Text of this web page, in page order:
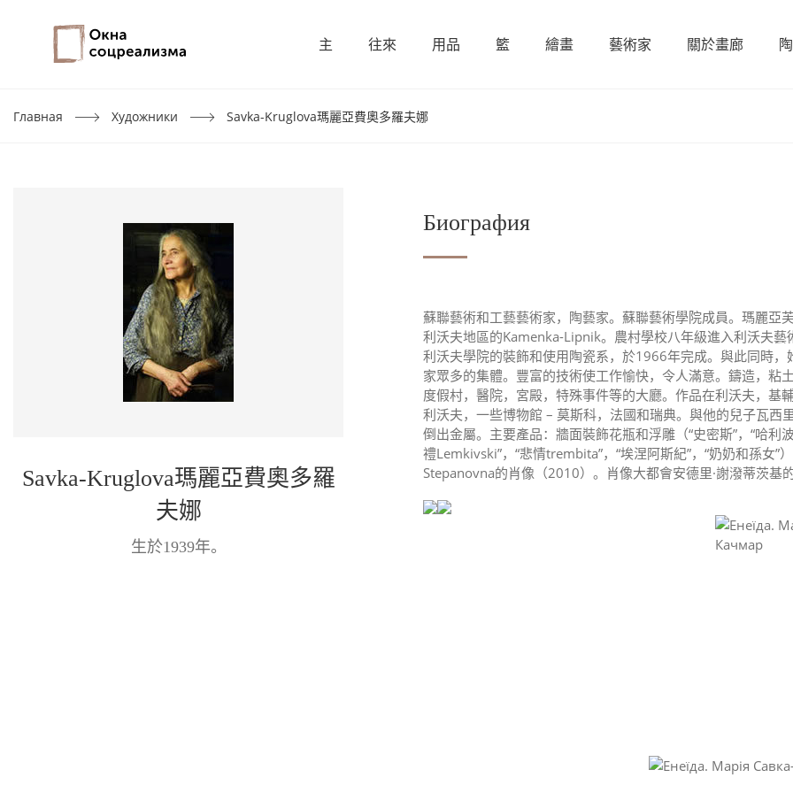
主 往來 用品 籃 繪畫 藝術家 關於畫廊
Главная Художники Savka-Kruglova瑪麗亞費奧多羅夫娜
Savka-Kruglova瑪麗亞費奧多羅
夫娜
生於1939年。
Биография
蘇聯藝術和工藝藝術家，陶藝家。蘇聯藝術學院成員。瑪麗亞
利沃夫地區的Kamenka-Lipnik。農村學校八年級進入利沃夫
利沃夫學院的裝飾和使用陶瓷系，於1966年完成。與此同時
家眾多的集體。豐富的技術使工作愉快，令人滿意。鑄造，
度假村，醫院，宮殿，特殊事件等的大廳。作品在利沃夫，
利沃夫，一些博物館 – 莫斯科，法國和瑞典。與他的兒子瓦
倒出金屬。主要產品：牆面裝飾花瓶和浮雕（“史密斯”，“哈利
禮Lemkivski”，“悲情trembita”，“埃涅阿斯紀”，“奶奶和孫女
Stepanovna的肖像（2010）。肖像大都會安德里·謝潑蒂茨